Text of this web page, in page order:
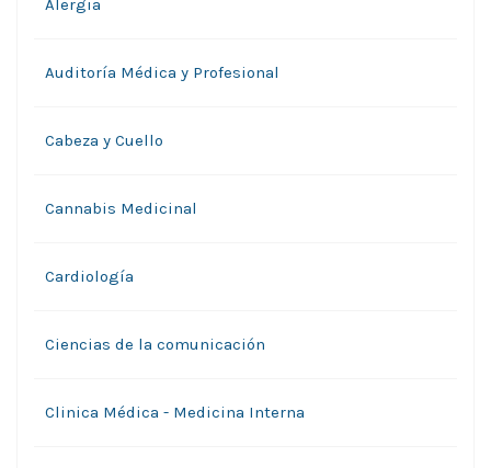
Auditoría Médica y Profesional
Cabeza y Cuello
Cannabis Medicinal
Cardiología
Ciencias de la comunicación
Clinica Médica - Medicina Interna